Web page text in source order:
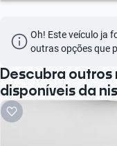
Busque por marca
Busque por modelo
Busque por versão
Oh! Este veículo ja
outras opções que
Descubra
disponíveis da